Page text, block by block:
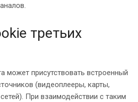
третьих
может присутствовать встроенный
(видеоплееры, карты,
При взаимодействии с таким